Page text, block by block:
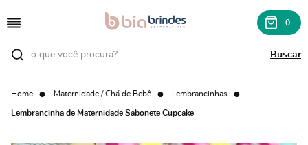
0
Home Maternidade / Chá de Bebê Lembrancinhas
Lembrancinha de Maternidade Sabonete Cupcake